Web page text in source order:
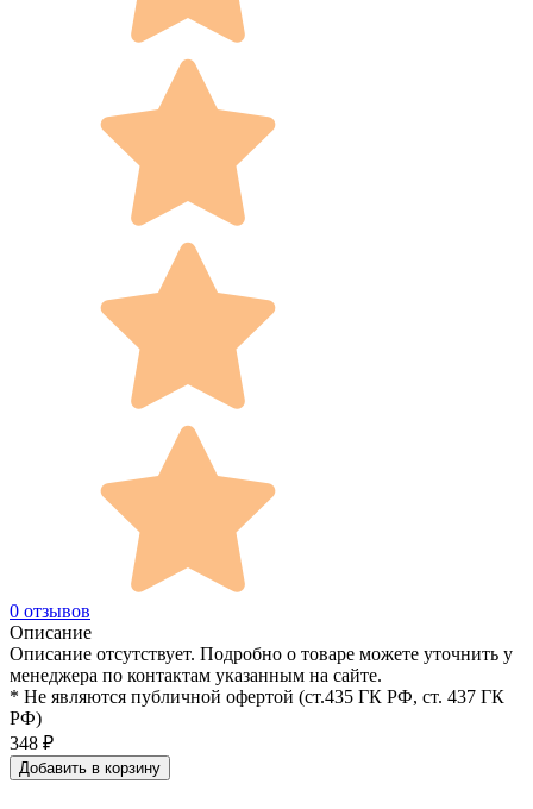
0 отзывов
Описание
Описание отсутствует. Подробно о товаре можете уточнить у
менеджера по контактам указанным на сайте.
* Не являются публичной офертой (ст.435 ГК РФ, cт. 437 ГК
РФ)
348 ₽
Добавить в корзину